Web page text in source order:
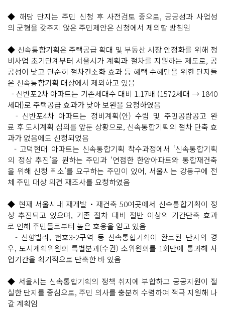
◆ 해당 단지는 주민 신청 후 사전검토 중으로, 공공성과 사업성
의 균형을 갖추지 않은 주민제안은 신청에서 제외할 방침임
◆ 신속통합기획은 주택공급 확대 및 부동산 시장 안정화를 위해 정
비사업 초기단계부터 서울시가 계획과 절차를 지원하는 제도로, 공
공성이 낮고 단순히 절차간소화 효과 등 혜택 수혜만을 위한 단지들
은 신속통합기획 대상에서 제외하고 있음
- 신반포2차 아파트는 기존세대수 대비 1.17배 (1572세대 → 1840
세대)로 주택공급 효과가 낮아 보완을 요청하였음
- 신반포4차 아파트는 정비계획(안) 수립 및 주민공람공고 완
료 후 도시계획 심의를 앞둔 상황으로, 신속통합기획의 절차 단축 효
과가 없음에도 신청되었음
- 고덕현대 아파트는 신속통합기획 착수과정에서 ‘신속통합기획
의 정상 추진’을 원하는 주민과 ‘연접한 한양아파트와 통합재건축
을 위해 신청 취소’를 요구하는 주민이 있어, 서울시는 강동구에 전
체 주민 대상 의견 재조사를 요청하였음
◆ 현재 서울시내 재개발・재건축 50여곳에서 신속통합기획이 정
상 추진되고 있으며, 기존 절차 대비 절반 이상의 기간단축 효과
로 인해 주민들로부터 높은 호응을 얻고 있음
- 신향빌라, 천호3-2구역 등 신속통합기획이 완료된 단지의 경
우, 도시계획위원회 특별분과(수권) 소위원회를 1회만에 통과해 사
업기간을 획기적으로 단축한 바 있음
◆ 서울시는 신속통합기획의 정책 취지에 부합하고 공공지원이 절
실한 단지를 중심으로, 주민 의사를 충분히 수렴하여 적극 지원해 나
갈 계획임